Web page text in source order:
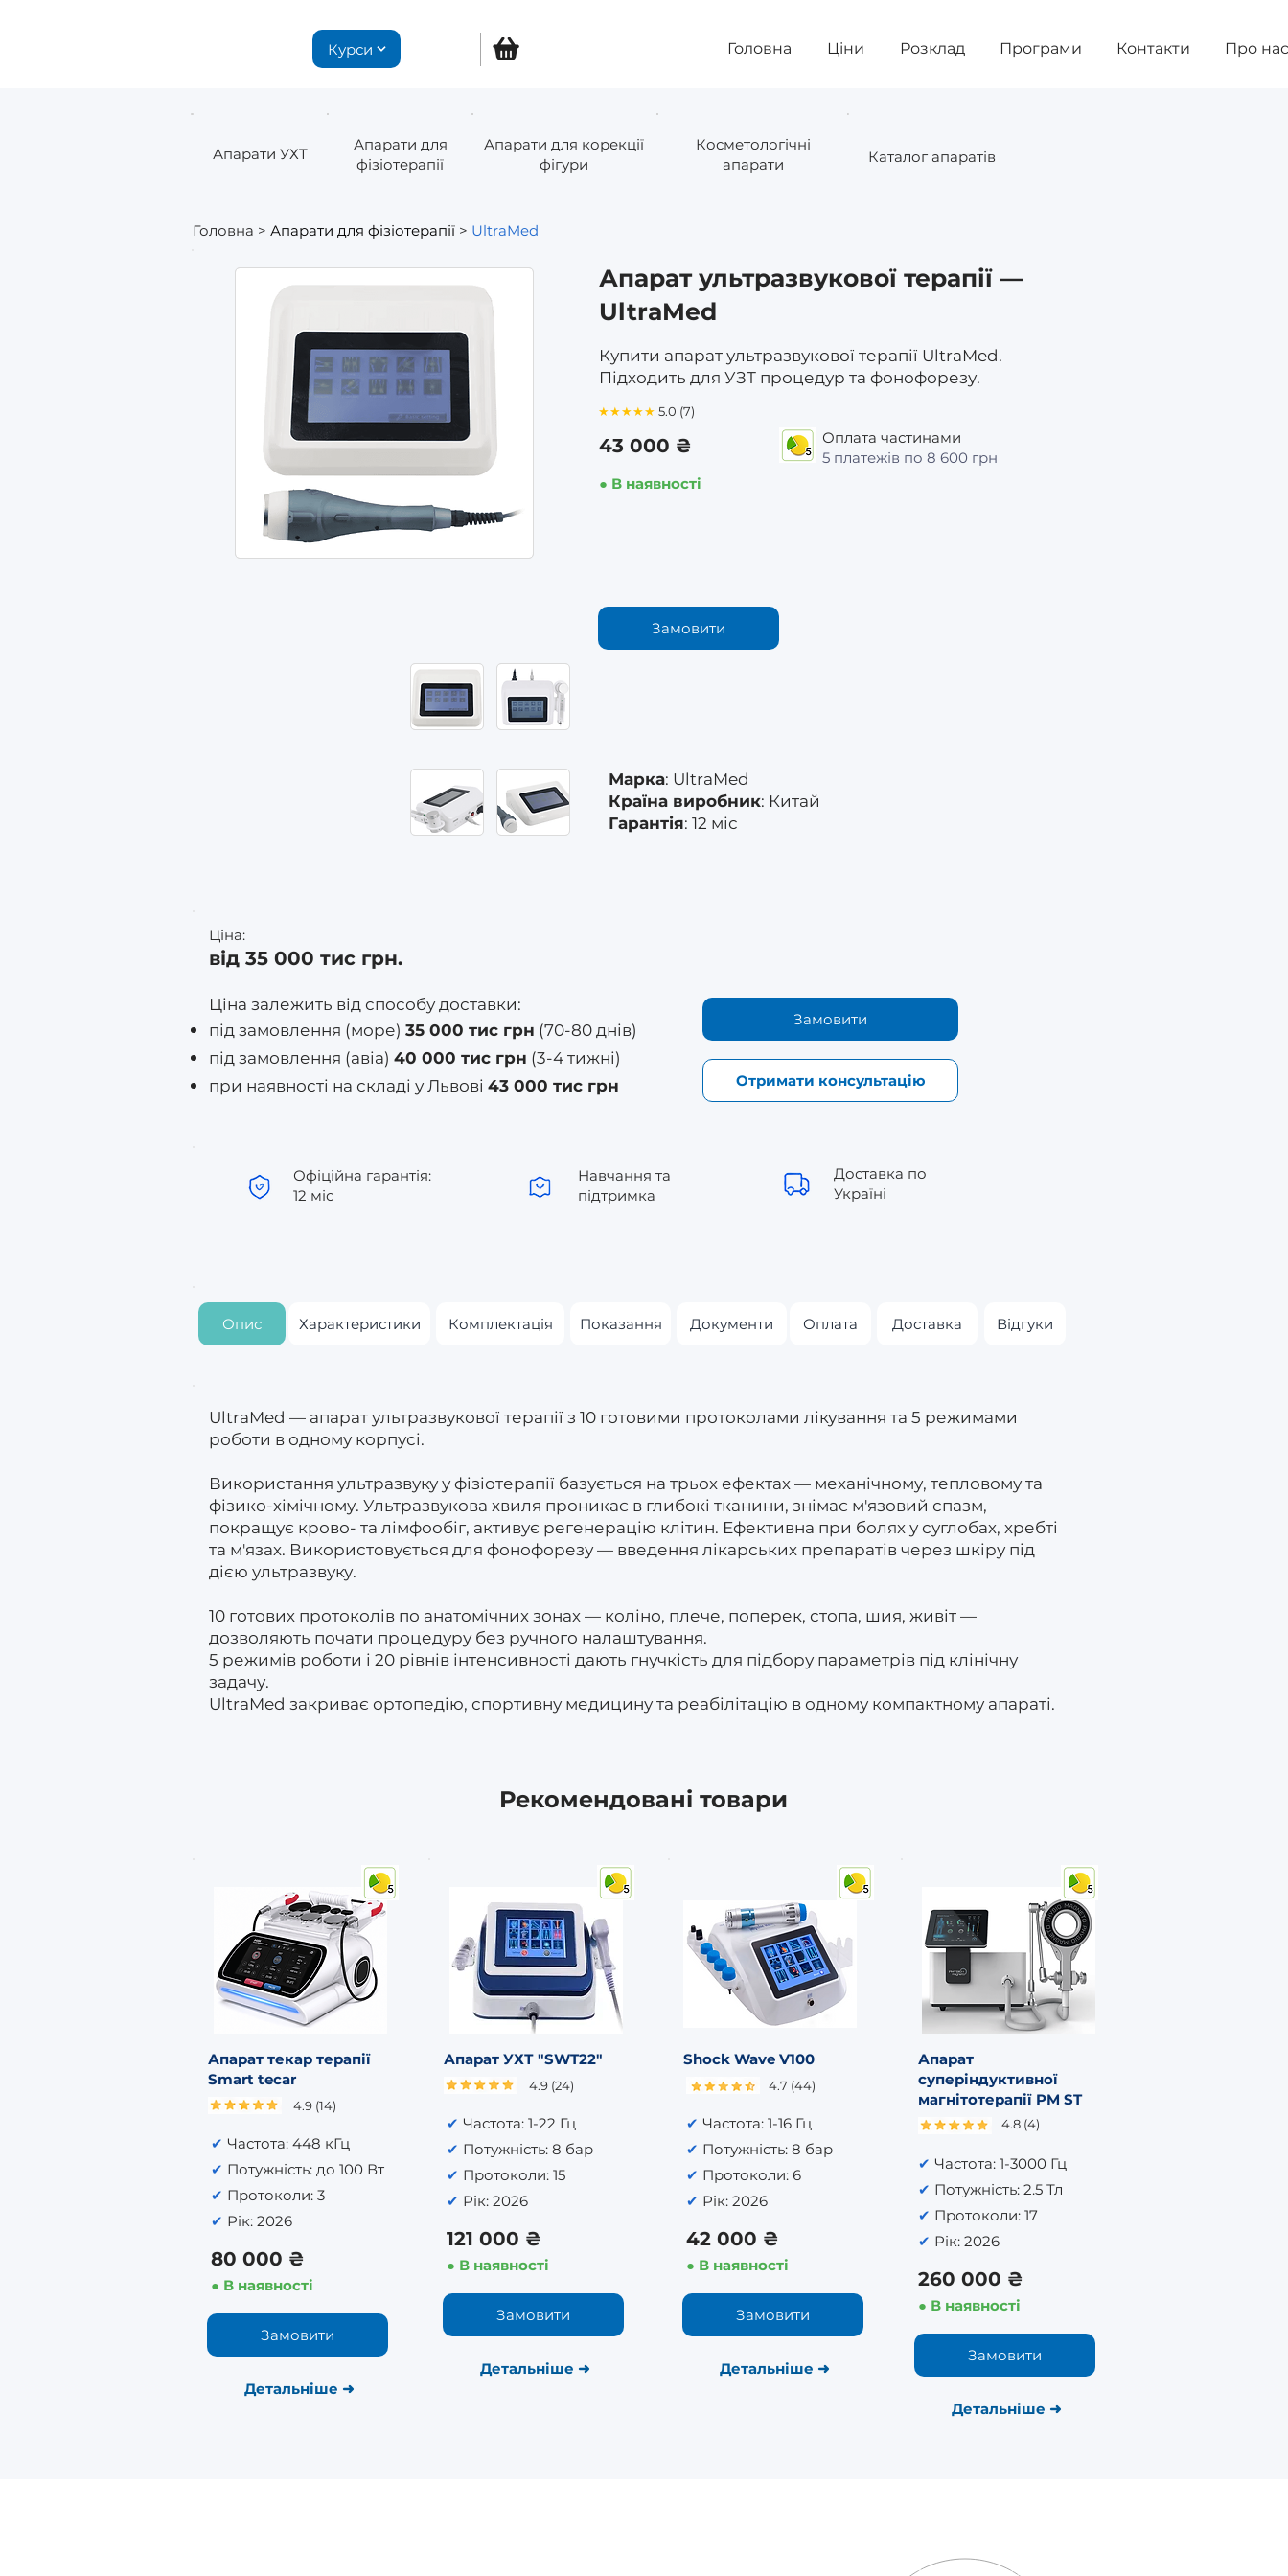
Курси Головна Ціни Розклад Програми Контакти Про нас
Апарати УХТ
Апарати для
фізіотерапії
Апарати для корекції
фігури
Косметологічні
апарати
Каталог апаратів
Головна > Апарати для фізіотерапії > UltraMed
Апарат ультразвукової терапії —
UltraMed
Купити апарат ультразвукової терапії UltraMed.
Підходить для УЗТ процедур та фонофорезу.
★★★★★ 5.0 (7)
43 000 ₴
Оплата частинами
5 платежів по 8 600 грн
● В наявності
Замовити
Марка: UltraMed
Країна виробник: Китай
Гарантія: 12 міс
Ціна:
від 35 000 тис грн.
Ціна залежить від способу доставки:
під замовлення (море) 35 000 тис грн (70-80 днів)
під замовлення (авіа) 40 000 тис грн (3-4 тижні)
при наявності на складі у Львові 43 000 тис грн
Замовити
Отримати консультацію
Офіційна гарантія:
12 міс
Навчання та
підтримка
Доставка по
Україні
Опис Характеристики Комплектація Показання Документи Оплата Доставка Відгуки
UltraMed — апарат ультразвукової терапії з 10 готовими протоколами лікування та 5 режимами
роботи в одному корпусі.
Використання ультразвуку у фізіотерапії базується на трьох ефектах — механічному, тепловому та
фізико-хімічному. Ультразвукова хвиля проникає в глибокі тканини, знімає м'язовий спазм,
покращує крово- та лімфообіг, активує регенерацію клітин. Ефективна при болях у суглобах, хребті
та м'язах. Використовується для фонофорезу — введення лікарських препаратів через шкіру під
дією ультразвуку.
10 готових протоколів по анатомічних зонах — коліно, плече, поперек, стопа, шия, живіт —
дозволяють почати процедуру без ручного налаштування.
5 режимів роботи і 20 рівнів інтенсивності дають гнучкість для підбору параметрів під клінічну
задачу.
UltraMed закриває ортопедію, спортивну медицину та реабілітацію в одному компактному апараті.
Рекомендовані товари
Апарат текар терапії
Smart tecar
4.9 (14)
✔ Частота: 448 кГц
✔ Потужність: до 100 Вт
✔ Протоколи: 3
✔ Рік: 2026
80 000 ₴
● В наявності
Замовити
Детальніше ➜
Апарат УХТ "SWT22"
4.9 (24)
✔ Частота: 1-22 Гц
✔ Потужність: 8 бар
✔ Протоколи: 15
✔ Рік: 2026
121 000 ₴
● В наявності
Замовити
Детальніше ➜
Shock Wave V100
4.7 (44)
✔ Частота: 1-16 Гц
✔ Потужність: 8 бар
✔ Протоколи: 6
✔ Рік: 2026
42 000 ₴
● В наявності
Замовити
Детальніше ➜
Апарат
суперіндуктивної
магнітотерапії PM ST
4.8 (4)
✔ Частота: 1-3000 Гц
✔ Потужність: 2.5 Тл
✔ Протоколи: 17
✔ Рік: 2026
260 000 ₴
● В наявності
Замовити
Детальніше ➜